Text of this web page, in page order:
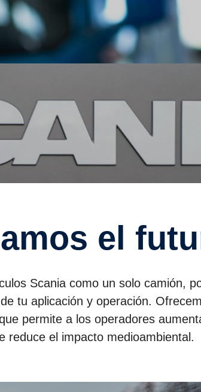
el
Scania como un solo camión,
tu aplicación y operación.
permite a los operadores
reduce el impacto medioambiental.